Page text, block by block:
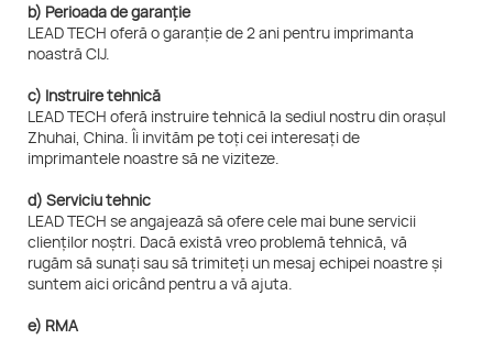
b) Perioada de garanție
LEAD TECH oferă o garanție de 2 ani pentru imprimanta
noastră CIJ.
c) Instruire tehnică
LEAD TECH oferă instruire tehnică la sediul nostru din orașul
Zhuhai, China. Îi invităm pe toți cei interesați de
imprimantele noastre să ne viziteze.
d) Serviciu tehnic
LEAD TECH se angajează să ofere cele mai bune servicii
clienților noștri. Dacă există vreo problemă tehnică, vă
rugăm să sunați sau să trimiteți un mesaj echipei noastre și
suntem aici oricând pentru a vă ajuta.
e) RMA